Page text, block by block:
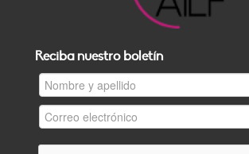
Reciba nuestro boletín